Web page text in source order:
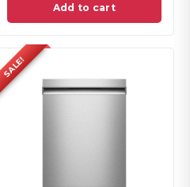
Add to cart
SALE!